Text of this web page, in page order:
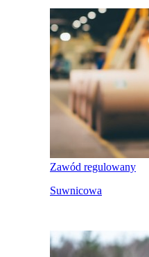
Zawód regulowany
Suwnicowa